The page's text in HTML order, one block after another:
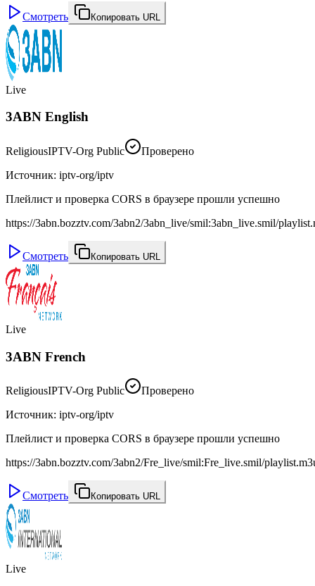
Смотреть Копировать URL
Live
3ABN English
ReligiousIPTV-Org Public
Проверено
Источник: iptv-org/iptv
Плейлист и проверка CORS в браузере прошли успешно
https://3abn.bozztv.com/3abn2/3abn_live/smil:3abn_live.smil/
Смотреть Копировать URL
Live
3ABN French
ReligiousIPTV-Org Public
Проверено
Источник: iptv-org/iptv
Плейлист и проверка CORS в браузере прошли успешно
https://3abn.bozztv.com/3abn2/Fre_live/smil:Fre_live.smil/
Смотреть Копировать URL
Live